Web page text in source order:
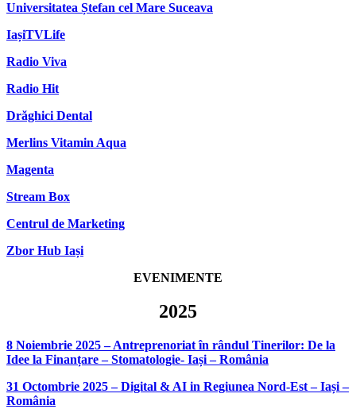
Universitatea Ștefan cel Mare Suceava
IașiTVLife
Radio Viva
Radio Hit
Drăghici Dental
Merlins Vitamin Aqua
Magenta
Stream Box
Centrul de Marketing
Zbor Hub Iași
EVENIMENTE
2025
8 Noiembrie 2025 – Antreprenoriat în rândul Tinerilor: De la
Idee la Finanțare – Stomatologie- Iași – România
31 Octombrie 2025 – Digital & AI in Regiunea Nord-Est – Iași –
România